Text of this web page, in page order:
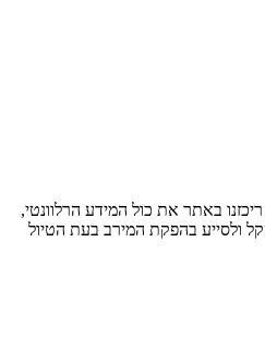
באתר את כול המידע הרלוונטי,
ולסייע בהפקת המירב בעת הטיול